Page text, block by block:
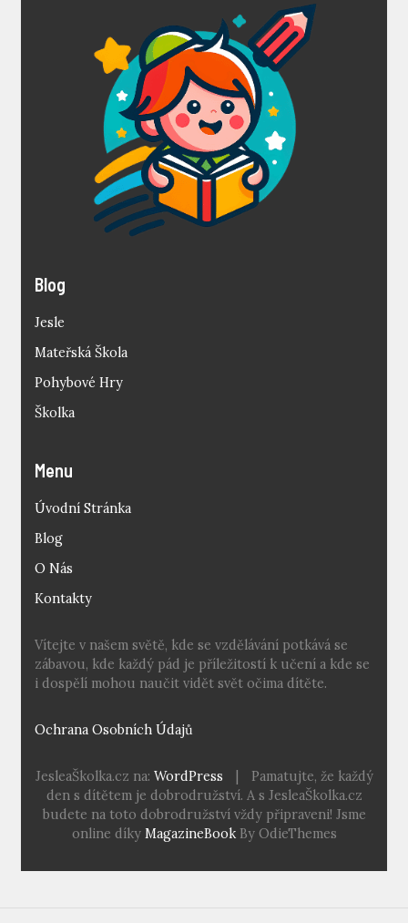
Blog
Jesle
Mateřská Škola
Pohybové Hry
Školka
Menu
Úvodní Stránka
Blog
O Nás
Kontakty
Vítejte v našem světě, kde se vzdělávání potkává se
zábavou, kde každý pád je příležitostí k učení a kde se
i dospělí mohou naučit vidět svět očima dítěte.
Ochrana Osobních Údajů
JesleaŠkolka.cz na: WordPress
Pamatujte, že každý
den s dítětem je dobrodružství. A s JesleaŠkolka.cz
budete na toto dobrodružství vždy připraveni! Jsme
online díky MagazineBookBy OdieThemes